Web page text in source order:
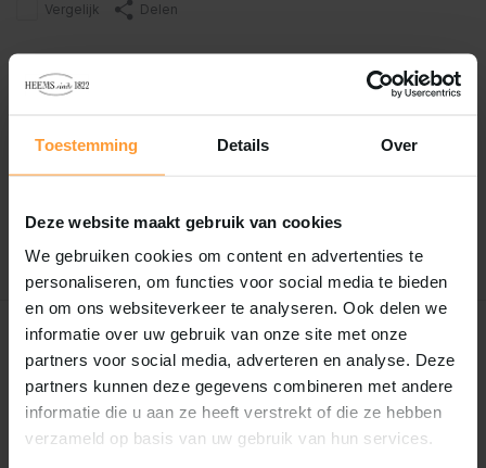
Toestemming Details Over
Deze website maakt gebruik van cookies
We gebruiken cookies om content en advertenties te
personaliseren, om functies voor social media te bieden
en om ons websiteverkeer te analyseren. Ook delen we
informatie over uw gebruik van onze site met onze
partners voor social media, adverteren en analyse. Deze
partners kunnen deze gegevens combineren met andere
informatie die u aan ze heeft verstrekt of die ze hebben
verzameld op basis van uw gebruik van hun services.
Vergelijk Delen
Reviews
0/ Based on 0 reviews
Recent bekeken